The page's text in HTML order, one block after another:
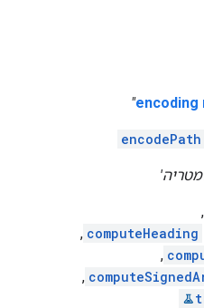
encoding
encodePath
,
computeHeading
,
,
,